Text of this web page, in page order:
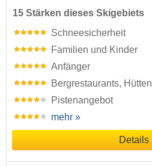
15 Stärken dieses Skigebiets
Schneesicherheit
Familien und Kinder
Anfänger
Bergrestaurants, Hütten
Pistenangebot
mehr »
Details